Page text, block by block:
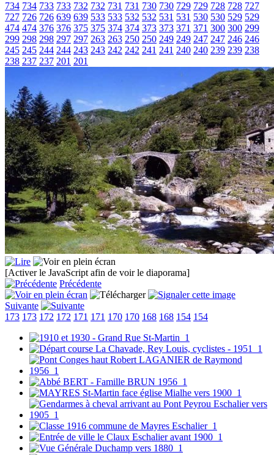
734 734 733 733 732 732 731 731 730 730 729 729 728 728 727
727 726 726 639 639 533 533 532 532 531 531 530 530 529 529
474 474 376 376 375 375 374 374 373 373 371 371 300 300 299
299 298 298 297 297 263 263 250 250 249 249 247 247 246 246
245 245 244 244 243 243 242 242 241 241 240 240 239 239 238
238 237 237 201 201
[Activer le JavaScript afin de voir le diaporama]
Précédente
Suivante
173 173 172 172 171 171 170 170 168 168 154 154